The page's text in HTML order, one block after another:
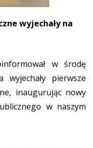
wyjechały na
w środę
pierwsze
inaugurując nowy
w naszym